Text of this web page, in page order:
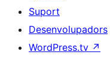
Suport
Desenvolupadors
WordPress.tv ↗